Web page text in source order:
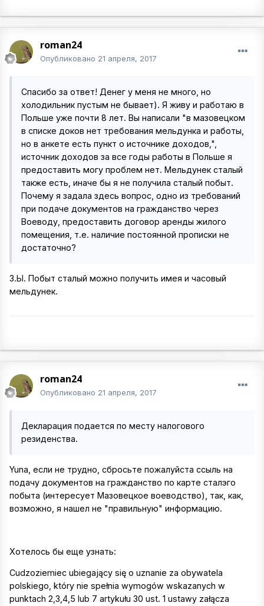
roman24
Опубликовано 21 апреля, 2017
Спасибо за ответ! Денег у меня не много, но
холодильник пустым не бывает). Я живу и работаю в
Польше уже почти 8 лет. Вы написали "в мазовецком
в списке доков нет требования мельдунка и работы,
но в анкете есть пункт о источнике доходов,",
источник доходов за все годы работы в Польше я
предоставить могу проблем нет. Мельдунек сталый
также есть, иначе бы я не получила сталый побыт.
Почему я задала здесь вопрос, одно из требований
при подаче документов на гражданство через
Воеводу, предоставить договор аренды жилого
помещения, т.е. наличие постоянной прописки не
достаточно?
З.Ы. Побыт сталый можно получить имея и часовый
мельдунек.
roman24
Опубликовано 21 апреля, 2017
Декларация подается по месту налогового
резиденства.
Yuna, если не трудно, сбросьте пожалуйста ссыль на
подачу документов на гражданство по карте сталэго
побыта (интересует Мазовецкое воеводство), так, как,
возможно, я нашел не "правильную" информацию.
Хотелось бы еще узнать:
Cudzoziemiec ubiegający się o uznanie za obywatela
polskiego, który nie spełnia wymogów wskazanych w
punktach 2,3,4,5 lub 7 artykułu 30 ust. 1 ustawy załącza